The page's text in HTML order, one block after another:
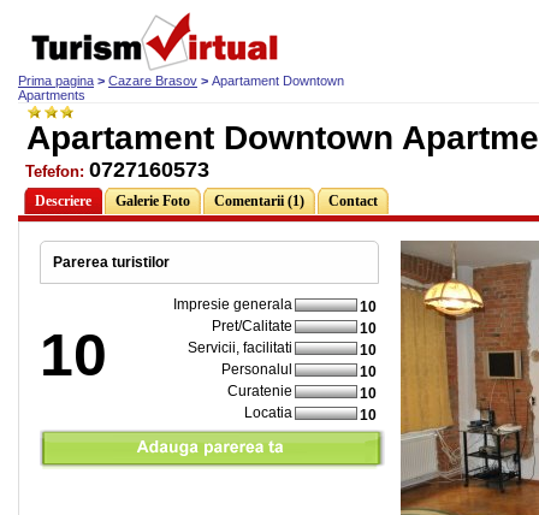
Prima pagina > Cazare Brasov > Apartament Downtown
Apartments
Apartament Downtown
Tefefon: 0727160573
Descriere Galerie Foto Comentarii (1) Contact
Parerea turistilor
10
Impresie generala
10
Pret/Calitate
10
Servicii, facilitati
10
Personalul
10
Curatenie
10
Locatia
10